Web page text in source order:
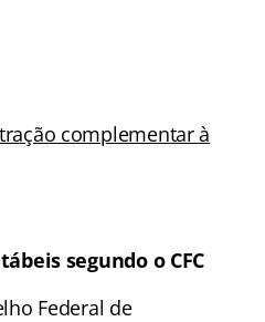
complementar à
segundo o CFC
Federal de